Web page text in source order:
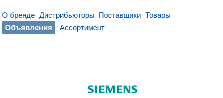
О бренде Дистрибьюторы Поставщики Товары
Объявления
Ассортимент